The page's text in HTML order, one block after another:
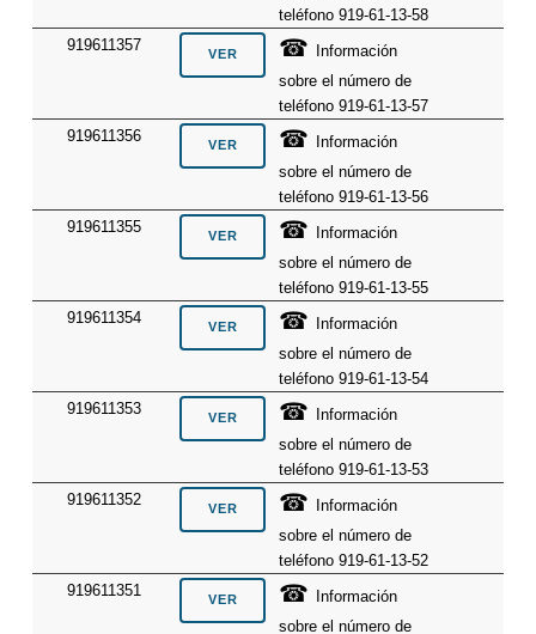
teléfono 919-61-13-58
919611357
☎
Información
sobre el número de
teléfono 919-61-13-57
919611356
☎
Información
sobre el número de
teléfono 919-61-13-56
919611355
☎
Información
sobre el número de
teléfono 919-61-13-55
919611354
☎
Información
sobre el número de
teléfono 919-61-13-54
919611353
☎
Información
sobre el número de
teléfono 919-61-13-53
919611352
☎
Información
sobre el número de
teléfono 919-61-13-52
919611351
☎
Información
sobre el número de